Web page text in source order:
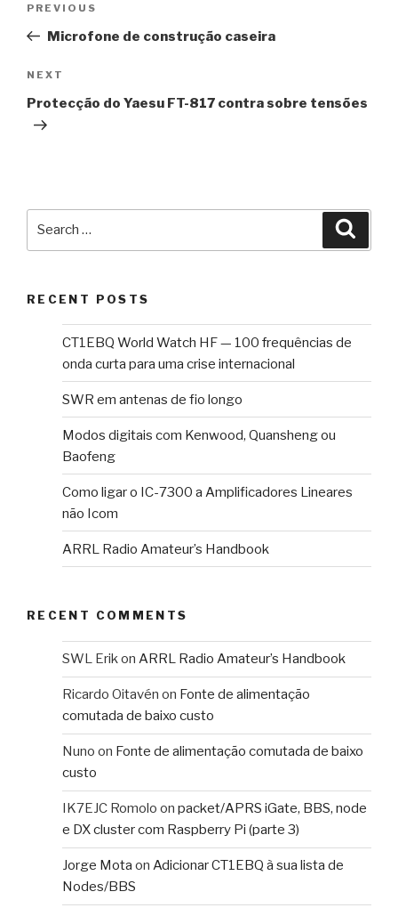
Previous
Post
PREVIOUS
Microfone de construção caseira
Next
Post
NEXT
Protecção do Yaesu FT-817 contra sobre tensões
RECENT POSTS
CT1EBQ World Watch HF — 100 frequências de
onda curta para uma crise internacional
SWR em antenas de fio longo
Modos digitais com Kenwood, Quansheng ou
Baofeng
Como ligar o IC-7300 a Amplificadores Lineares
não Icom
ARRL Radio Amateur’s Handbook
RECENT COMMENTS
SWL Erikon ARRL Radio Amateur’s Handbook
Ricardo Oitavén on Fonte de alimentação
comutada de baixo custo
Nuno on Fonte de alimentação comutada de baixo
custo
IK7EJC Romolo on packet/APRS iGate, BBS, node
e DX cluster com Raspberry Pi (parte 3)
Jorge Mota on Adicionar CT1EBQ à sua lista de
Nodes/BBS